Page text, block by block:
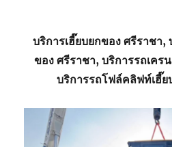
บริการเฮี๊ยบยกของ ศรีราชา,
ของ ศรีราชา, บริการรถเคร
บริการรถโฟล์คลิฟท์เฮี๊ย